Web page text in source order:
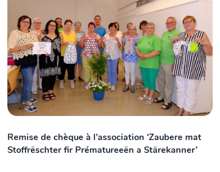
Remise de chèque à l’association ‘Zaubere mat
Stoffrëschter fir Prématureeën a Stärekanner’